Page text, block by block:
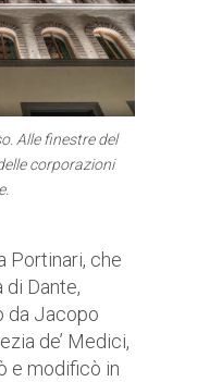
Alle finestre del
corporazioni
Portinari, che
di Dante,
da Jacopo
de’ Medici,
e modificò in